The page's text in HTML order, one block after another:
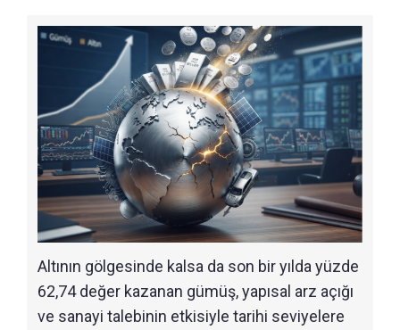
Altının gölgesinde kalsa da son bir yılda yüzde
62,74 değer kazanan gümüş, yapısal arz açığı
ve sanayi talebinin etkisiyle tarihi seviyelere